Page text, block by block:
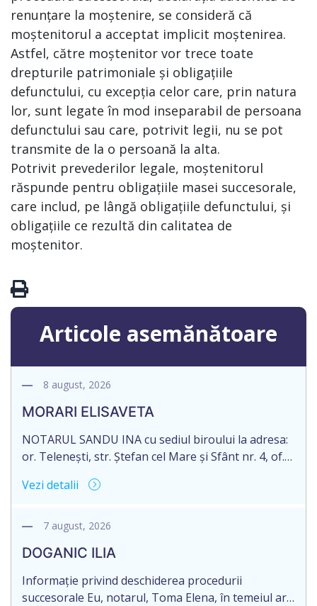
renunțare la moștenire, se consideră că
moștenitorul a acceptat implicit moștenirea.
Astfel, către moștenitor vor trece toate
drepturile patrimoniale și obligațiile
defunctului, cu excepția celor care, prin natura
lor, sunt legate în mod inseparabil de persoana
defunctului sau care, potrivit legii, nu se pot
transmite de la o persoană la alta.
Potrivit prevederilor legale, moștenitorul
răspunde pentru obligațiile masei succesorale,
care includ, pe lângă obligațiile defunctului, și
obligațiile ce rezultă din calitatea de
moștenitor.
Articole asemănătoare
8 august, 2026
MORARI ELISAVETA
NOTARUL SANDU INA cu sediul biroului la adresa:
or. Telenești, str. Ștefan cel Mare și Sfânt nr. 4, of.
succesorale în urma decesului cet. MORARI
2005035073658, decedat/ă la data de 09.03.2026
Eliberarea certificatului de moștenitor este […]
Vezi detalii
7 august, 2026
DOGANIC ILIA
Informație privind deschiderea procedurii
succesorale Eu, notarul, Toma Elena, în temeiul art.